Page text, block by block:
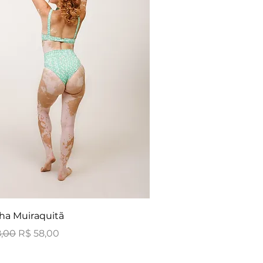
Muiraquitã
Preço promocional
R$ 58,00